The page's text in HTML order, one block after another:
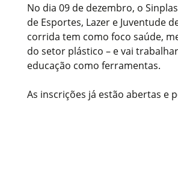
No dia 09 de dezembro, o
de Esportes, Lazer e Juventude
corrida tem como foco saúde,
do setor plástico – e vai
educação como ferramentas.
As inscrições já estão abertas e